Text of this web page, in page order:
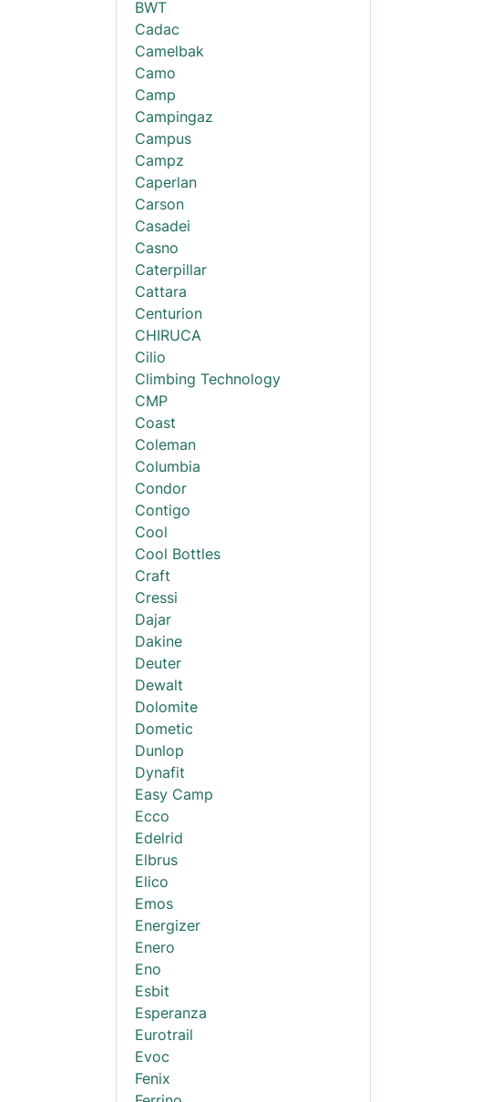
BWT
Cadac
Camelbak
Camo
Camp
Campingaz
Campus
Campz
Caperlan
Carson
Casadei
Casno
Caterpillar
Cattara
Centurion
CHIRUCA
Cilio
Climbing Technology
CMP
Coast
Coleman
Columbia
Condor
Contigo
Cool
Cool Bottles
Craft
Cressi
Dajar
Dakine
Deuter
Dewalt
Dolomite
Dometic
Dunlop
Dynafit
Easy Camp
Ecco
Edelrid
Elbrus
Elico
Emos
Energizer
Enero
Eno
Esbit
Esperanza
Eurotrail
Evoc
Fenix